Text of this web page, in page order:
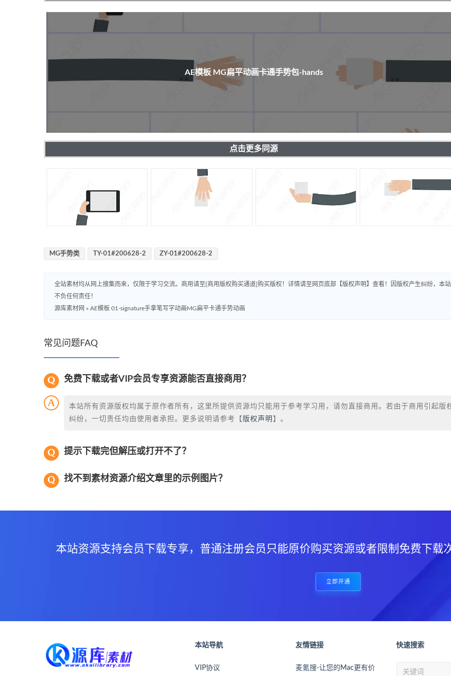
AE模板 MG扁平动画卡通手势包-hands
点击更多同源
MG手势类 TY-01#200628-2 ZY-01#200628-2
全站素材均从网上搜集而来，仅限于学习交流。商用请至[商用版权购买通道]购买版权！详情请至网页底部【版权声明】查看！因版权产生纠纷，本站
不负任何责任！
源库素材网 » AE模板 01-signature手拿笔写字动画MG扁平卡通手势动画
常见问题FAQ
免费下载或者VIP会员专享资源能否直接商用？
本站所有资源版权均属于原作者所有，这里所提供资源均只能用于参考学习用，请勿直接商用。若由于商用引起版
纠纷，一切责任均由使用者承担。更多说明请参考【 版权声明 】。
提示下载完但解压或打开不了？
找不到素材资源介绍文章里的示例图片？
本站资源支持会员下载专享，普通注册会员只能原价购买资源或者限制免费下载
立即开通
本站导航
VIP协议
友情链接
麦氪搜-让您的Mac更有价
快速搜索